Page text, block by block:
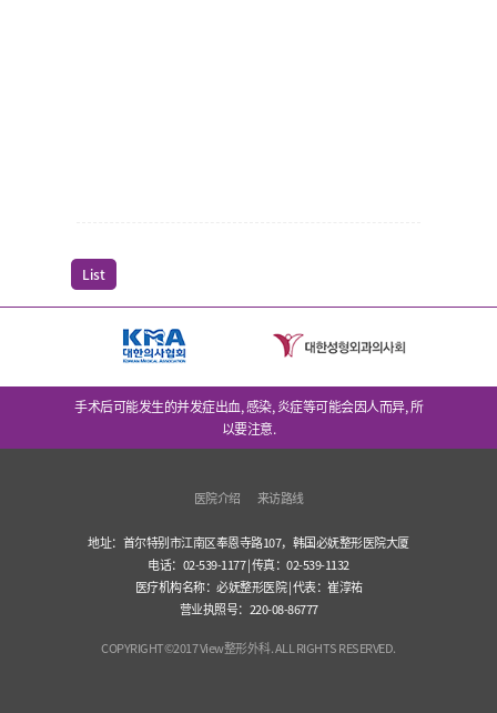
List
手术后可能发生的并发症出血, 感染, 炎症等可能会因人而异, 所
以要注意.
医院介绍 来访路线
地址：首尔特别市江南区奉恩寺路107，韩国必妩整形医院大厦
电话：02-539-1177 | 传真：02-539-1132
医疗机构名称：必妩整形医院 | 代表：崔淳祐
营业执照号：220-08-86777
COPYRIGHT©2017 View整形外科. ALL RIGHTS RESERVED.